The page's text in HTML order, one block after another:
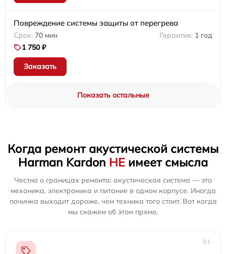
Повреждение системы защиты от перегрева
70 мин
1 год
1 750 ₽
Заказать
Показать остальные
Когда ремонт акустической системы
Harman Kardon НЕ имеет смысла
Честно о границах ремонта: акустическая система — это
механика, электроника и питание в одном корпусе. Иногда
починка выходит дороже, чем техника того стоит. Вот когда
мы скажем об этом прямо.
01